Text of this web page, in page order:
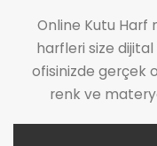
Online Kutu Harf
harfleri size
ofisinizde gerçek
renk ve